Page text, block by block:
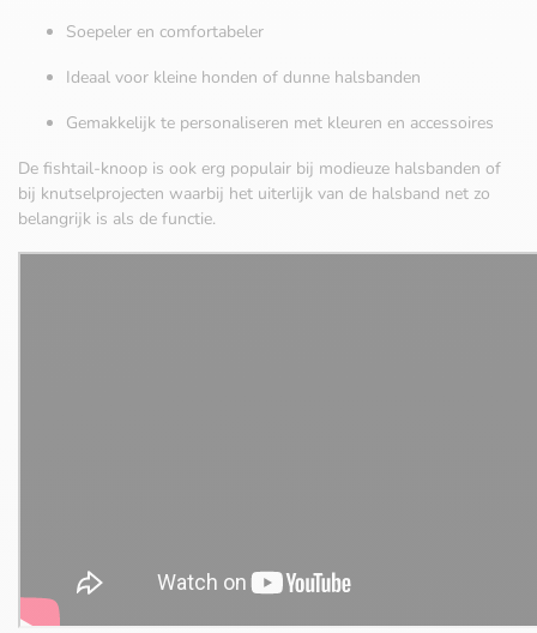
Soepeler en comfortabeler
Ideaal voor kleine honden of dunne halsbanden
Gemakkelijk te personaliseren met kleuren en accessoires
De fishtail-knoop is ook erg populair bij modieuze halsbanden of
bij knutselprojecten waarbij het uiterlijk van de halsband net zo
belangrijk is als de functie.